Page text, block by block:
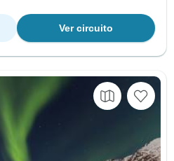
Ver circuito